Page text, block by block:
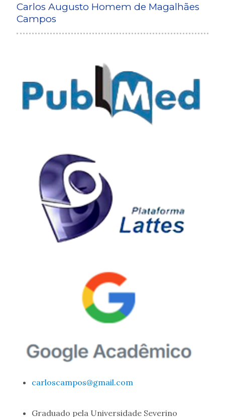
Carlos Augusto Homem de Magalhães
Campos
carloscampos@gmail.com
Graduado pela Universidade Severino